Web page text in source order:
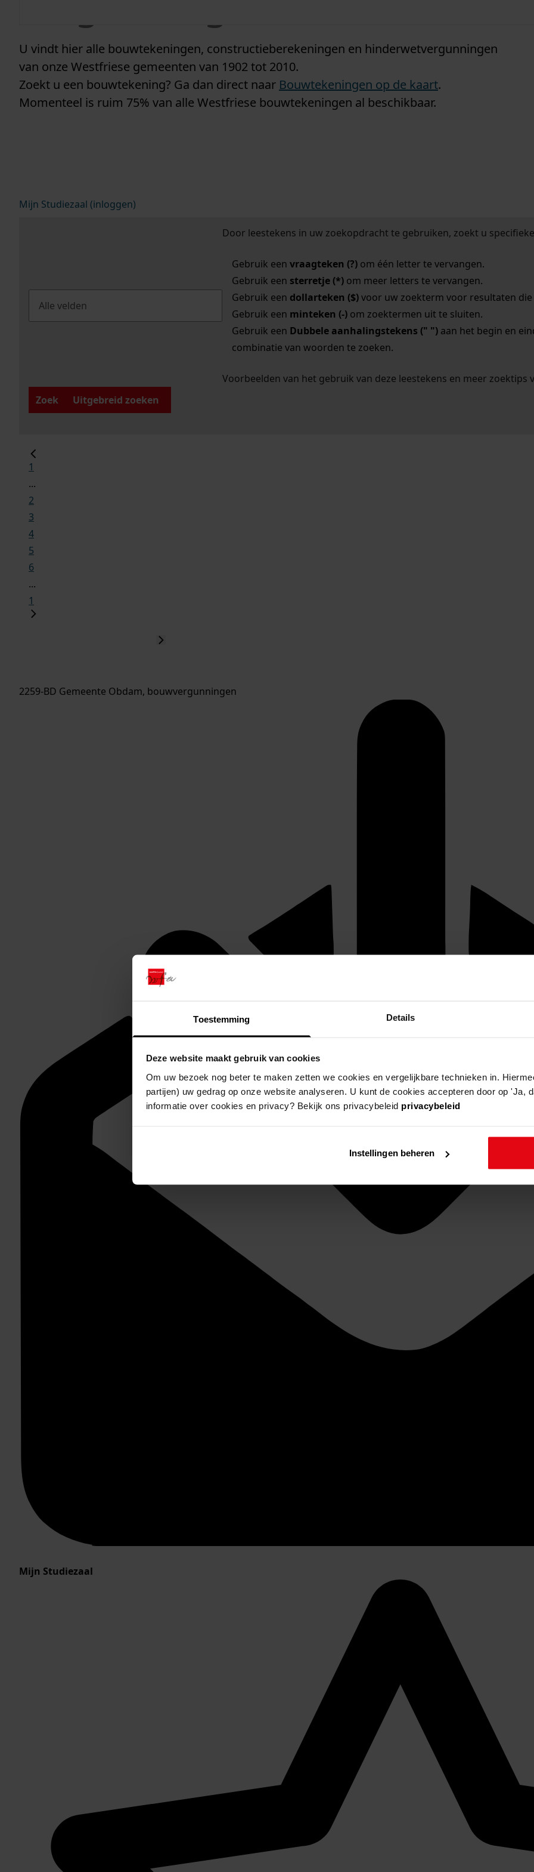
Toestemming Details
Deze website maakt gebruik van cookies
Om uw bezoek nog beter te maken zetten we cookies en vergelijkbare technieken in.
partijen) uw gedrag op onze website analyseren. U kunt de cookies accepteren door op 'Ja,
informatie over cookies en privacy? Bekijk ons privacybeleid privacybeleid
Instellingen beheren
U vindt hier alle bouwtekeningen, constructieberekeningen en hinderwetvergunningen
van onze Westfriese gemeenten van 1902 tot 2010.
Zoekt u een bouwtekening? Ga dan direct naar Bouwtekeningen op de kaart.
Momenteel is ruim 75% van alle Westfriese bouwtekeningen al beschikbaar.
Mijn Studiezaal (inloggen)
Door leestekens in uw zoekopdracht te gebruiken, zoekt u
Gebruik een vraagteken (?)om één letter te vervangen.
Gebruik een sterretje (*)om meer letters te vervangen.
Gebruik een dollarteken ($)voor uw zoekterm voor resultaten die
Gebruik een minteken (-)om zoektermen uit te sluiten.
Gebruik een Dubbele aanhalingstekens (" ")aan het begin en
combinatie van woorden te zoeken.
Voorbeelden van het gebruik van deze leestekens en meer zoektips
Zoek
Uitgebreid zoeken
1
...
2
3
4
5
6
...
1
2259-BD Gemeente Obdam, bouwvergunningen
Mijn Studiezaal